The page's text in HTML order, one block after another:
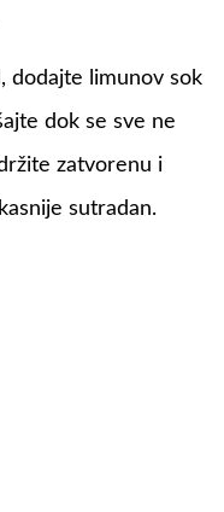
dodajte limunov sok
dok se sve ne
zatvorenu i
sutradan.